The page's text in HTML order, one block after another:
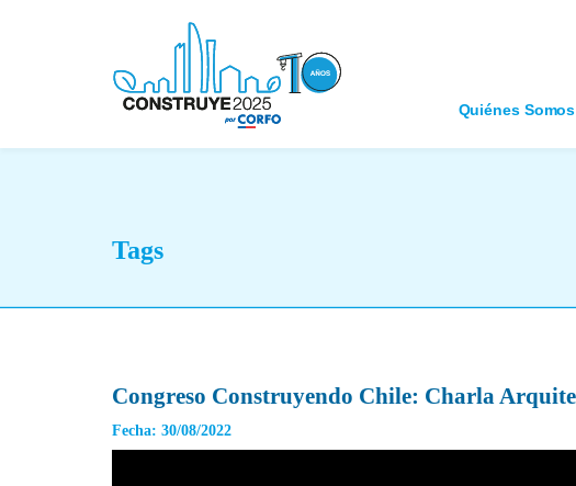
Quiénes Somos
Tags
Congreso Construyendo Chile: Charla
Fecha: 30/08/2022